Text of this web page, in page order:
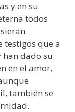
y en su
todos
testigos que a
dado su
en el amor,
también se